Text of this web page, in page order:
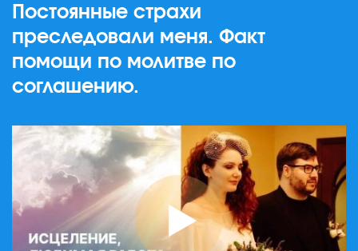
Постоянные страхи
преследовали меня. Факт
помощи по молитве по
соглашению.